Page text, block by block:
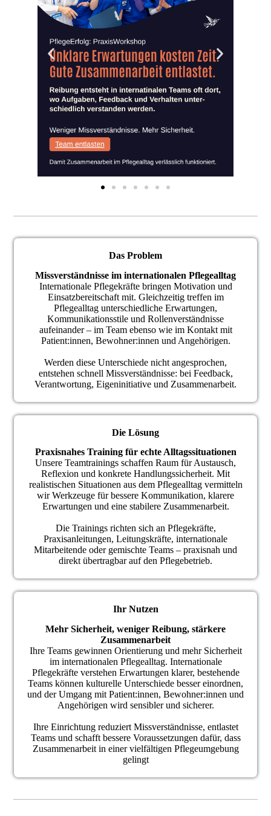
Das Problem
Missverständnisse im internationalen Pflegealltag
Internationale Pflegekräfte bringen Motivation und
Einsatzbereitschaft mit. Gleichzeitig treffen im
Pflegealltag unterschiedliche Erwartungen,
Kommunikationsstile und Rollenverständnisse
aufeinander – im Team ebenso wie im Kontakt mit
Patient:innen, Bewohner:innen und Angehörigen.
Werden diese Unterschiede nicht angesprochen,
entstehen schnell Missverständnisse: bei Feedback,
Verantwortung, Eigeninitiative und Zusammenarbeit.
Die Lösung
Praxisnahes Training für echte Alltagssituationen
Unsere Teamtrainings schaffen Raum für Austausch,
Reflexion und konkrete Handlungssicherheit. Mit
realistischen Situationen aus dem Pflegealltag vermitteln
wir Werkzeuge für bessere Kommunikation, klarere
Erwartungen und eine stabilere Zusammenarbeit.
Die Trainings richten sich an Pflegekräfte,
Praxisanleitungen, Leitungskräfte, internationale
Mitarbeitende oder gemischte Teams – praxisnah und
direkt übertragbar auf den Pflegebetrieb.
Ihr Nutzen
Mehr Sicherheit, weniger Reibung, stärkere
Zusammenarbeit
Ihre Teams gewinnen Orientierung und mehr Sicherheit
im internationalen Pflegealltag. Internationale
Pflegekräfte verstehen Erwartungen klarer, bestehende
Teams können kulturelle Unterschiede besser einordnen,
und der Umgang mit Patient:innen, Bewohner:innen und
Angehörigen wird sensibler und sicherer.
Ihre Einrichtung reduziert Missverständnisse, entlastet
Teams und schafft bessere Voraussetzungen dafür, dass
Zusammenarbeit in einer vielfältigen Pflegeumgebung
gelingt